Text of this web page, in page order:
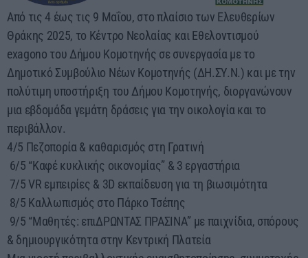
Από τις 4 έως τις 9 Μαΐου, στο πλαίσιο των Ελευθερίων
Θράκης 2025, το Κέντρο Νεολαίας και Εθελοντισμού
exagono του Δήμου Κομοτηνής σε συνεργασία με το
Δημοτικό Συμβούλιο Νέων Κομοτηνής (ΔΗ.ΣΥ.Ν.) και με την
πολύτιμη υποστήριξη του Δήμου Κομοτηνής, διοργανώνουν
μια εβδομάδα γεμάτη δράσεις για την οικολογία και το
περιβάλλον.
4/5 Πεζοπορία & καθαρισμός στη Γρατινή
6/5 “Καφέ κυκλικής οικονομίας” & 3 εργαστήρια
7/5 VR εμπειρίες & 3D εκπαίδευση για τη βιωσιμότητα
8/5 Καλλωπισμός στο Πάρκο Τσέπης
9/5 “Μαθητές: επιΔΡΩΝΤΑΣ ΠΡΑΣΙΝΑ” με παιχνίδια, σπόρους
& δημιουργικότητα στην Κεντρική Πλατεία